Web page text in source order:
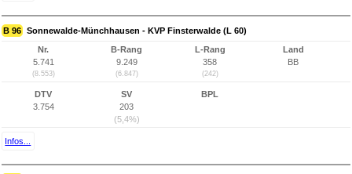
B 96 Sonnewalde-Münchhausen - KVP Finsterwalde (L 60)
Nr.
5.741
(8.553)
B-Rang
9.249
(6.847)
L-Rang
358
(242)
Land
BB
DTV
3.754
SV
203
(5,4%)
BPL
Infos...